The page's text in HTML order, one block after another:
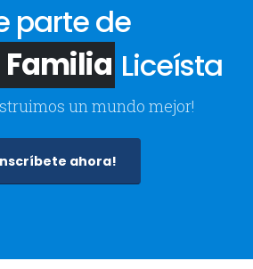
parte de
Liceísta
un mundo mejor!
ahora!